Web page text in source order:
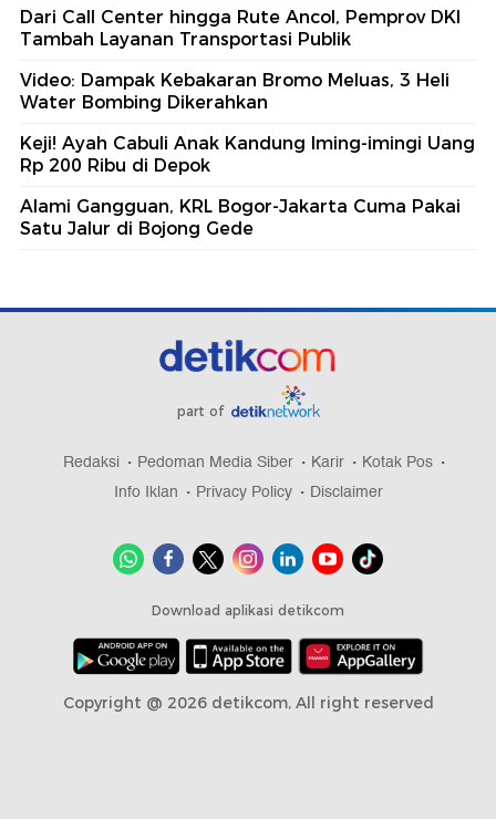
Dari Call Center hingga Rute Ancol, Pemprov DKI
Tambah Layanan Transportasi Publik
Video: Dampak Kebakaran Bromo Meluas, 3 Heli
Water Bombing Dikerahkan
Keji! Ayah Cabuli Anak Kandung Iming-imingi Uang
Rp 200 Ribu di Depok
Alami Gangguan, KRL Bogor-Jakarta Cuma Pakai
Satu Jalur di Bojong Gede
part of
Redaksi Pedoman Media Siber Karir
Kotak Pos
Info Iklan
Privacy Policy Disclaimer
Download aplikasi detikcom
Copyright @ 2026 detikcom, All right reserved